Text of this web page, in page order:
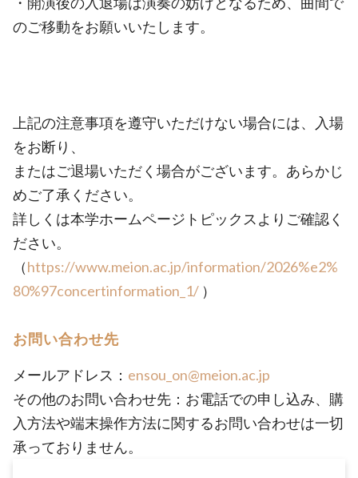
のご移動をお願いいたします。
上記の注意事項を遵守いただけない場合には、入場
をお断り、
またはご退場いただく場合がございます。あらかじ
めご了承ください。
詳しくは本学ホームページトピックスよりご確認く
ださい。
（https://www.meion.ac.jp/information/2026%e2%
80%97concertinformation_1/ ）
お問い合わせ先
メールアドレス： ensou_on@meion.ac.jp
その他のお問い合わせ先：お電話での申し込み、購
入方法や端末操作方法に関するお問い合わせは一切
承っておりません。